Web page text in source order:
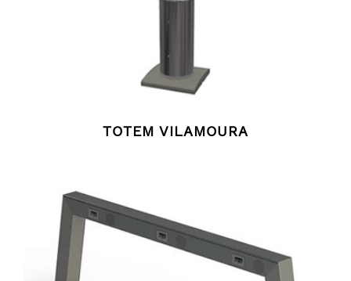
TOTEM VILAMOURA